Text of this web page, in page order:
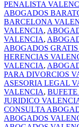
PENALISTA
ABOGADOS
BARCELONA
VALENCIA,
VALENCIA,
ABOGADOS
HERENCIAS
VALENCIA,
PARA DIVORCIOS
ASESORIA LEGAL
VALENCIA,
JURIDICO
CONSULTA
ABOGADOS